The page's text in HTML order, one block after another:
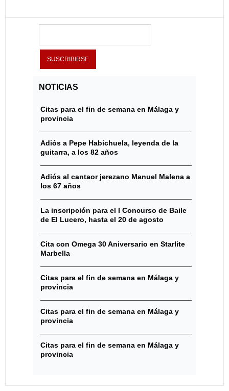
NOTICIAS
Citas para el fin de semana en Málaga y
provincia
Adiós a Pepe Habichuela, leyenda de la
guitarra, a los 82 años
Adiós al cantaor jerezano Manuel Malena a
los 67 años
La inscripción para el I Concurso de Baile
de El Lucero, hasta el 20 de agosto
Cita con Omega 30 Aniversario en Starlite
Marbella
Citas para el fin de semana en Málaga y
provincia
Citas para el fin de semana en Málaga y
provincia
Citas para el fin de semana en Málaga y
provincia